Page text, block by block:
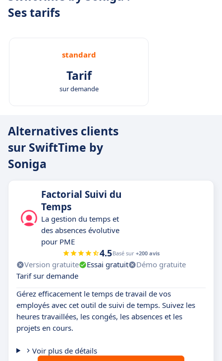
Ses tarifs
standard
Tarif
sur demande
Alternatives clients
sur SwiftTime by
Soniga
Factorial Suivi du
Temps
La gestion du temps et
des absences évolutive
pour PME
4.5Basé sur +200 avis
Version gratuite Essai gratuit
Démo gratuite
Tarif sur demande
Gérez efficacement le temps de travail de vos
employés avec cet outil de suivi de temps. Suivez les
heures travaillées, les congés, les absences et les
projets en cours.
Voir plus de détails